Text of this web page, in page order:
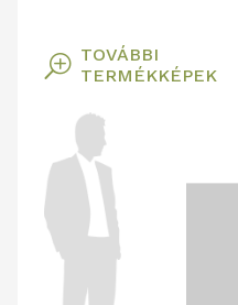
T TOVÁBBI
TERMÉKKÉPEK